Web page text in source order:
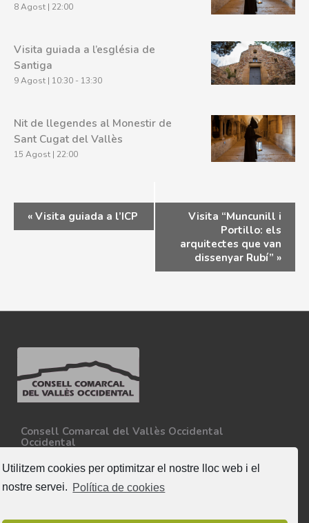
Utilitzem cookies per optimitzar el nostre lloc web i el
nostre servei. Política de cookies
8 Agost | 22:00
Visita guiada a l’església de
Santiga
9 Agost | 10:30 - 13:30
Nit de llegendes al Monestir de
Sant Cugat del Vallès
15 Agost | 22:00
« Visita guiada a l’ICP
Visita “Muncunill i
Portillo: els
arquitectes que van
dissenyar Rubí” »
Consell Comarcal del Vallès Occidental
Occidental
08227 - Terrassa
Tel. 93 727 35 34